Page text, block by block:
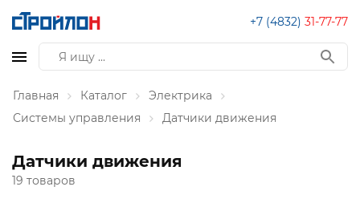
+7 (4832) 31-77-77
Главная Каталог
Электрика
Системы управления
Датчики движения
Датчики движения
19 товаров